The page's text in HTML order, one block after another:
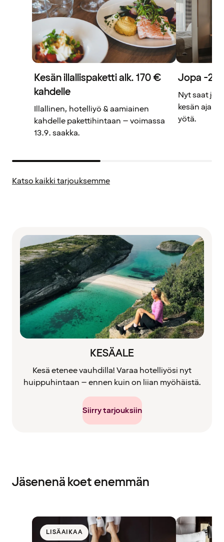
Kesän illallispaketti alk. 170 €
kahdelle
Illallinen, hotelliyö & aamiainen
kahdelle pakettihintaan – voimassa
13.9. saakka.
Jopa -20
Nyt saat
kesän ajan
yötä.
Katso kaikki tarjouksemme
KESÄALE
Kesä etenee vauhdilla! Varaa hotelliyösi nyt
huippuhintaan – ennen kuin on liian myöhäistä.
Siirry tarjouksiin
Jäsenenä koet enemmän
LISÄAIKAA